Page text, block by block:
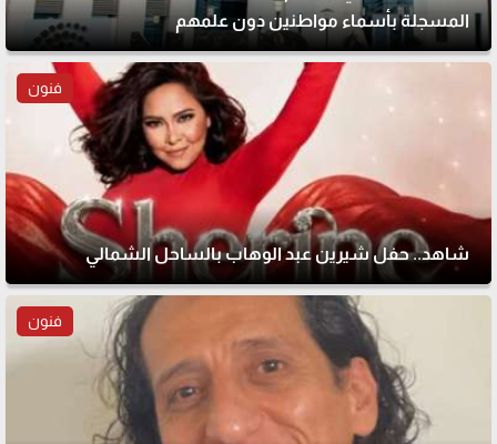
المسجلة بأسماء مواطنين دون علمهم
فنون
شاهد.. حفل شيرين عبد الوهاب بالساحل الشمالي
فنون